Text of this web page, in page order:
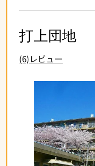
打上団地
(6)レビュー